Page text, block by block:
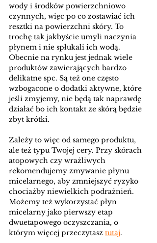
wody i środków powierzchniowo
czynnych, więc po co zostawiać ich
resztki na powierzchni skóry. To
trochę tak jakbyście umyli naczynia
płynem i nie spłukali ich wodą.
Obecnie na rynku jest jednak wiele
produktów zawierających bardzo
delikatne spc. Są też one często
wzbogacone o dodatki aktywne, które
jeśli zmyjemy, nie będą tak naprawdę
działać bo ich kontakt ze skórą będzie
zbyt krótki.
Zależy to więc od samego produktu,
ale też typu Twojej cery. Przy skórach
atopowych czy wrażliwych
rekomendujemy zmywanie płynu
micelarnego, aby zmniejszyć ryzyko
chociażby niewielkich podrażnień.
Możemy też wykorzystać płyn
micelarny jako pierwszy etap
dwuetapowego oczyszczania, o
którym więcej przeczytasz tutaj.